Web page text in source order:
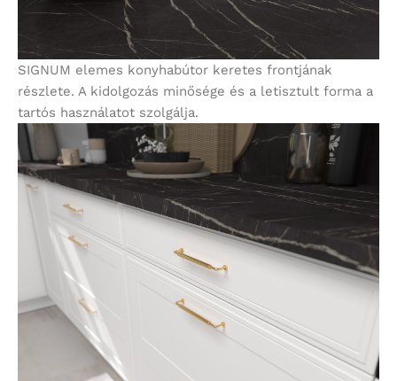
SIGNUM elemes konyhabútor keretes frontjának
részlete. A kidolgozás minősége és a letisztult forma a
tartós használatot szolgálja.